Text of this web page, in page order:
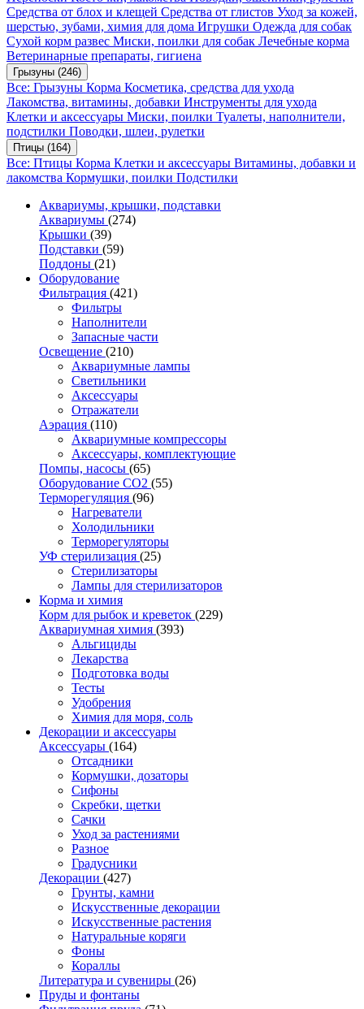
Средства от блох и клещей Средства от глистов Уход за кожей,
шерстью, зубами, химия для дома Игрушки Одежда для собак
Сухой корм развес Миски, поилки для собак Лечебные корма
Ветеринарные препараты, гигиена
Грызуны (246)
Все: Грызуны Корма Косметика, средства для ухода
Лакомства, витамины, добавки Инструменты для ухода
Клетки и аксессуары Миски, поилки Туалеты, наполнители,
подстилки Поводки, шлеи, рулетки
Птицы (164)
Все: Птицы Корма Клетки и аксессуары Витамины, добавки и
лакомства Кормушки, поилки Подстилки
Аквариумы, крышки, подставки
Аквариумы (274)
Крышки (39)
Подставки (59)
Поддоны (21)
Оборудование
Фильтрация (421)
Фильтры
Наполнители
Запасные части
Освещение (210)
Аквариумные лампы
Светильники
Аксессуары
Отражатели
Аэрация (110)
Аквариумные компрессоры
Аксессуары, комплектующие
Помпы, насосы (65)
Оборудование CO2 (55)
Терморегуляция (96)
Нагреватели
Холодильники
Терморегуляторы
УФ стерилизация (25)
Стерилизаторы
Лампы для стерилизаторов
Корма и химия
Корм для рыбок и креветок (229)
Аквариумная химия (393)
Альгициды
Лекарства
Подготовка воды
Тесты
Удобрения
Химия для моря, соль
Декорации и аксессуары
Аксессуары (164)
Отсадники
Кормушки, дозаторы
Сифоны
Скребки, щетки
Сачки
Уход за растениями
Разное
Градусники
Декорации (427)
Грунты, камни
Искусственные декорации
Искусственные растения
Натуральные коряги
Фоны
Кораллы
Литература и сувениры (26)
Пруды и фонтаны